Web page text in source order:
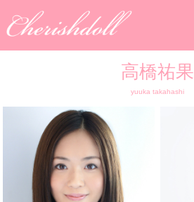
高橋祐果
yuuka takahashi